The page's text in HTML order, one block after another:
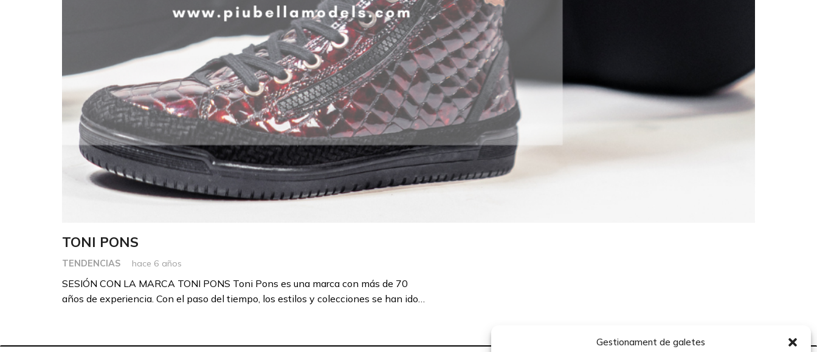
Gestionament de galetes
TONI PONS
TENDENCIAS hace 6 años
SESIÓN CON LA MARCA TONI PONS Toni Pons es una marca con más de 70
años de experiencia. Con el paso del tiempo, los estilos y colecciones se han ido…